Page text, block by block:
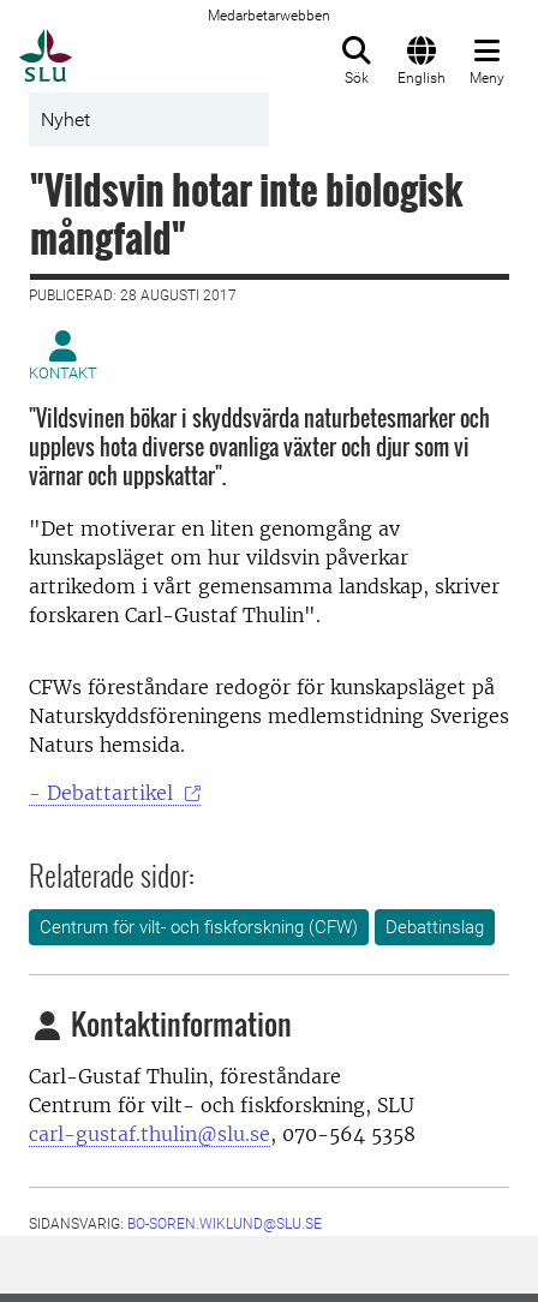
Medarbetarwebben
Sök English Meny
Nyhet
"Vildsvin hotar inte biologisk
mångfald"
PUBLICERAD: 28 AUGUSTI 2017
KONTAKT
"Vildsvinen bökar i skyddsvärda naturbetesmarker och
upplevs hota diverse ovanliga växter och djur som vi
värnar och uppskattar".
"Det motiverar en liten genomgång av
kunskapsläget om hur vildsvin påverkar
artrikedom i vårt gemensamma landskap, skriver
forskaren Carl-Gustaf Thulin".
CFWs föreståndare redogör för kunskapsläget på
Naturskyddsföreningens medlemstidning Sveriges
Naturs hemsida.
- Debattartikel
Relaterade sidor:
Centrum för vilt- och fiskforskning (CFW) Debattinslag
Kontaktinformation
Carl-Gustaf Thulin, föreståndare
Centrum för vilt- och fiskforskning, SLU
carl-gustaf.thulin@slu.se, 070-564 5358
SIDANSVARIG: BO-SOREN.WIKLUND@SLU.SE